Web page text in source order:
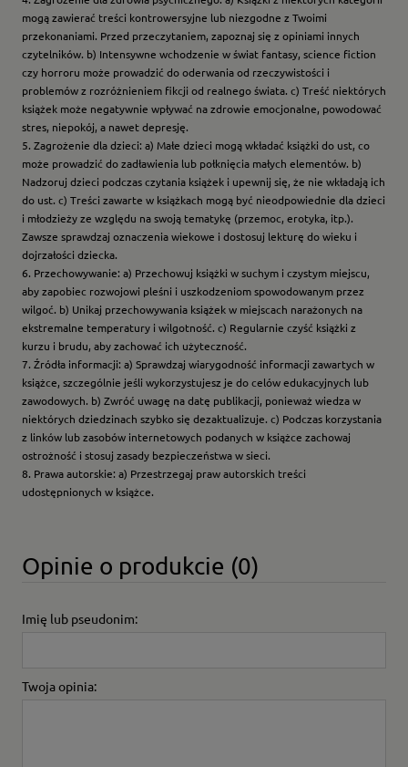
mogą zawierać treści kontrowersyjne lub niezgodne z Twoimi
przekonaniami. Przed przeczytaniem, zapoznaj się z opiniami innych
czytelników. b) Intensywne wchodzenie w świat fantasy, science fiction
czy horroru może prowadzić do oderwania od rzeczywistości i
problemów z rozróżnieniem fikcji od realnego świata. c) Treść niektórych
książek może negatywnie wpływać na zdrowie emocjonalne, powodować
stres, niepokój, a nawet depresję.
5. Zagrożenie dla dzieci: a) Małe dzieci mogą wkładać książki do ust, co
może prowadzić do zadławienia lub połknięcia małych elementów. b)
Nadzoruj dzieci podczas czytania książek i upewnij się, że nie wkładają ich
do ust. c) Treści zawarte w książkach mogą być nieodpowiednie dla dzieci
i młodzieży ze względu na swoją tematykę (przemoc, erotyka, itp.).
Zawsze sprawdzaj oznaczenia wiekowe i dostosuj lekturę do wieku i
dojrzałości dziecka.
6. Przechowywanie: a) Przechowuj książki w suchym i czystym miejscu,
aby zapobiec rozwojowi pleśni i uszkodzeniom spowodowanym przez
wilgoć. b) Unikaj przechowywania książek w miejscach narażonych na
ekstremalne temperatury i wilgotność. c) Regularnie czyść książki z
kurzu i brudu, aby zachować ich użyteczność.
7. Źródła informacji: a) Sprawdzaj wiarygodność informacji zawartych w
książce, szczególnie jeśli wykorzystujesz je do celów edukacyjnych lub
zawodowych. b) Zwróć uwagę na datę publikacji, ponieważ wiedza w
niektórych dziedzinach szybko się dezaktualizuje. c) Podczas korzystania
z linków lub zasobów internetowych podanych w książce zachowaj
ostrożność i stosuj zasady bezpieczeństwa w sieci.
8. Prawa autorskie: a) Przestrzegaj praw autorskich treści
udostępnionych w książce.
Opinie o produkcie (0)
Imię lub pseudonim:
Twoja opinia: